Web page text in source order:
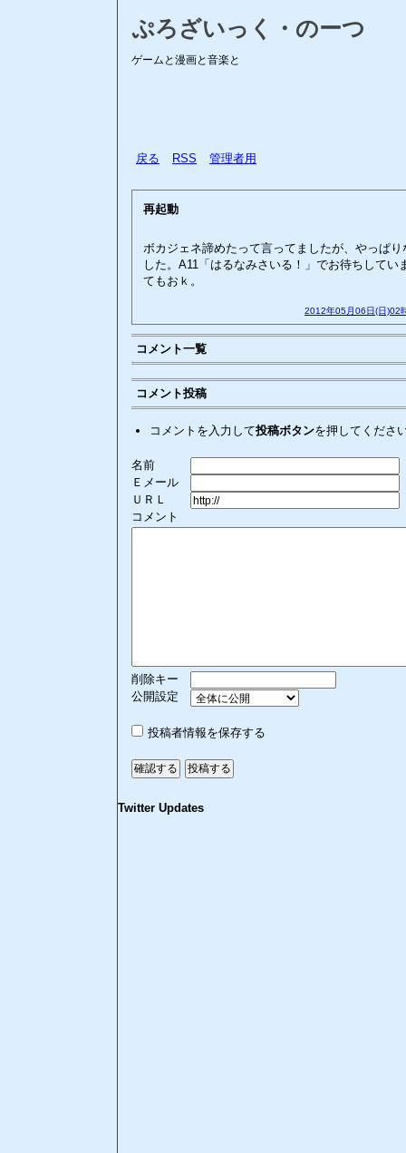
ぷろざいっく・のーつ
ゲームと漫画と音楽と
戻る RSS 管理者用
再起動
ボカジェネ諦めたって言ってましたが、やっぱ
した。A11「はるなみさいる！」でお待ちして
てもおｋ。
2012年05月06日(日)02
コメント一覧
コメント投稿
コメントを入力して投稿ボタンを押してくださ
名前
Ｅメール
ＵＲＬ
コメント
削除キー
公開設定
投稿者情報を保存する
Twitter Updates